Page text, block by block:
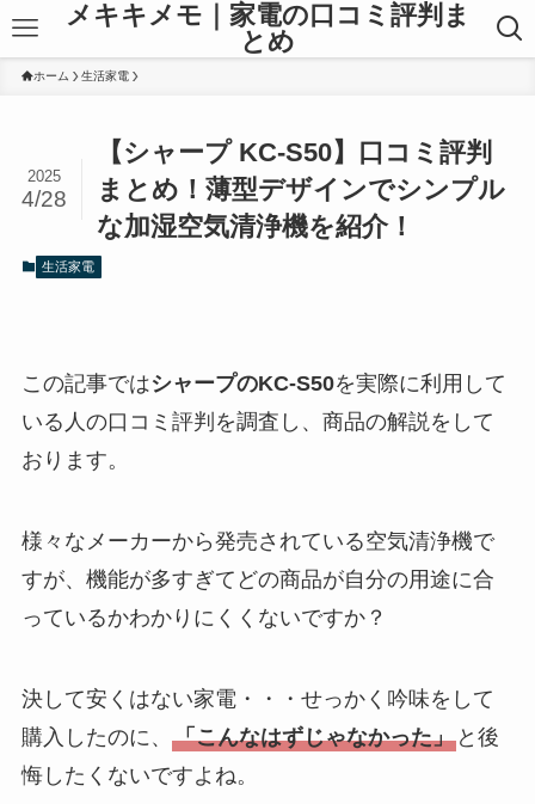
メキキメモ｜家電の口コミ評判ま
とめ
ホーム 生活家電
【シャープ KC-S50】口コミ評判
まとめ！薄型デザインでシンプル
な加湿空気清浄機を紹介！
2025
4/28
生活家電
この記事ではシャープのKC-S50を実際に利用して
いる人の口コミ評判を調査し、商品の解説をして
おります。
様々なメーカーから発売されている空気清浄機で
すが、機能が多すぎてどの商品が自分の用途に合
っているかわかりにくくないですか？
決して安くはない家電・・・せっかく吟味をして
購入したのに、 「こんなはずじゃなかった」と後
悔したくないですよね。